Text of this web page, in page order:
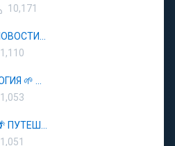
10,171
1,110
1,053
1,051